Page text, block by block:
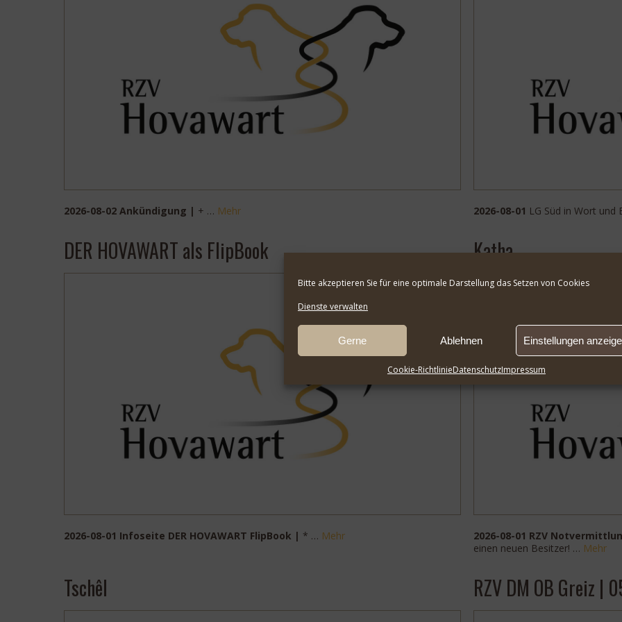
Bitte akzeptieren Sie für eine optimale Darstellung das Setzen von Cookies
Dienste verwalten
Gerne Ablehnen Einstellungen
Cookie-RichtlinieDatenschutzImpressum
2026-08-02 Ankündigung | + … Mehr 2026-08-01 LG Süd in Wort
DER HOVAWART als FlipBook
2026-08-01 Infoseite DER HOVAWART FlipBook | * … Mehr
Katha
2026-08-01 RZV
einen neuen Besitzer! … Mehr
Tschêl RZV DM OB Greiz |